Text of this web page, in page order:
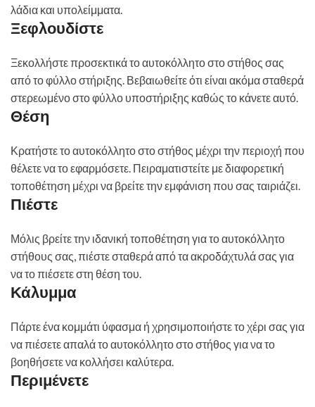
λάδια και υπολείμματα.
Ξεφλουδίστε
Ξεκολλήστε προσεκτικά το αυτοκόλλητο στο στήθος σας
από το φύλλο στήριξης. Βεβαιωθείτε ότι είναι ακόμα σταθερά
στερεωμένο στο φύλλο υποστήριξης καθώς το κάνετε αυτό.
Θέση
Κρατήστε το αυτοκόλλητο στο στήθος μέχρι την περιοχή που
θέλετε να το εφαρμόσετε. Πειραματιστείτε με διαφορετική
τοποθέτηση μέχρι να βρείτε την εμφάνιση που σας ταιριάζει.
Πιέστε
Μόλις βρείτε την ιδανική τοποθέτηση για το αυτοκόλλητο
στήθους σας, πιέστε σταθερά από τα ακροδάχτυλά σας για
να το πιέσετε στη θέση του.
Κάλυμμα
Πάρτε ένα κομμάτι ύφασμα ή χρησιμοποιήστε το χέρι σας για
να πιέσετε απαλά το αυτοκόλλητο στο στήθος για να το
βοηθήσετε να κολλήσει καλύτερα.
Περιμένετε